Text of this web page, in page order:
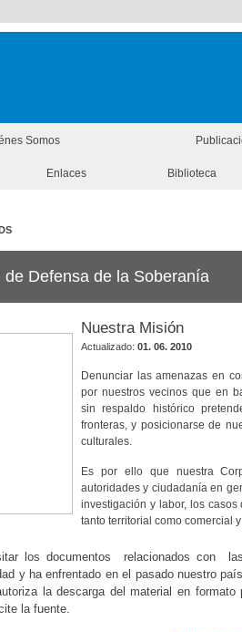
Somos
Enlaces Biblioteca
de Defensa de la Soberanía
Nuestra Misión
Actualizado: 01. 06. 2010
Denunciar las amenazas en
por nuestros vecinos que en
sin respaldo histórico
fronteras, y posicionarse de
culturales.
Es por ello que nuestra
autoridades y ciudadanía en
investigación y labor, los
tanto territorial como comercial
los documentos relacionados con
y ha enfrentado en el pasado nuestro
la descarga del material en
la fuente.